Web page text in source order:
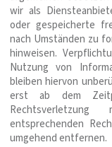
wir als
oder gespeicherte
nach Umständen zu
hinweisen.
Nutzung von
bleiben hiervon
erst ab dem
entsprechenden
umgehend entfernen.